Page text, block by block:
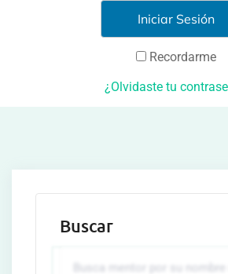
Recordarme
¿Olvidaste tu
Buscar